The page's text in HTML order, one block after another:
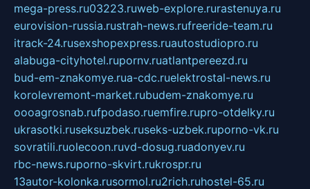
mega-press.ru03223.ruweb-explore.rurastenuya.ru
eurovision-russia.rustrah-news.rufreeride-team.ru
itrack-24.rusexshopexpress.ruautostudiopro.ru
alabuga-cityhotel.rupornv.ruatlantpereezd.ru
bud-em-znakomye.rua-cdc.ruelektrostal-news.ru
korolevremont-market.rubudem-znakomye.ru
oooagrosnab.rufpodaso.ruemfire.rupro-otdelky.ru
ukrasotki.ruseksuzbek.ruseks-uzbek.ruporno-vk.ru
sovratili.ruolecoon.ruvd-dosug.ruadonyev.ru
rbc-news.ruporno-skvirt.rukrospr.ru
13autor-kolonka.rusormol.ru2rich.ruhostel-65.ru